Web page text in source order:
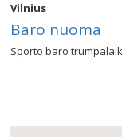
Vilnius
Baro nuoma
Sporto baro